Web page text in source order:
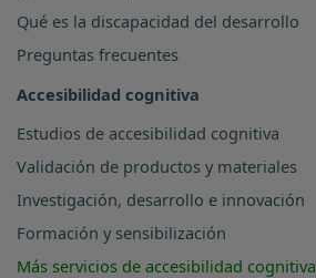
Qué es la discapacidad del desarrollo
Preguntas frecuentes
Accesibilidad cognitiva
Estudios de accesibilidad cognitiva
Validación de productos y materiales
Investigación, desarrollo e innovación
Formación y sensibilización
Más servicios de accesibilidad cognitiva